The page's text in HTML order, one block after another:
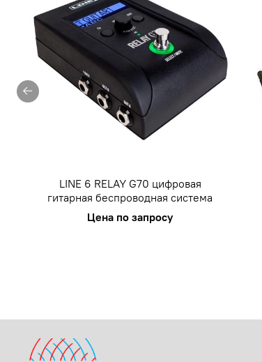
LINE 6 RELAY G70 цифровая
гитарная беспроводная система
Цена по запросу